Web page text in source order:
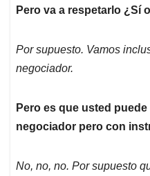
Pero va a respetarlo ¿Sí
Por supuesto. Vamos
negociador.
Pero es que usted
negociador pero con
No, no, no. Por supuesto